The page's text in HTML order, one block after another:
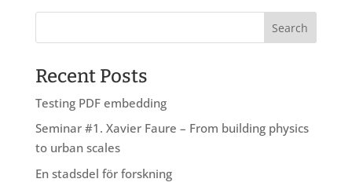
Recent Posts
Testing PDF embedding
Seminar #1. Xavier Faure – From building physics
to urban scales
En stadsdel för forskning